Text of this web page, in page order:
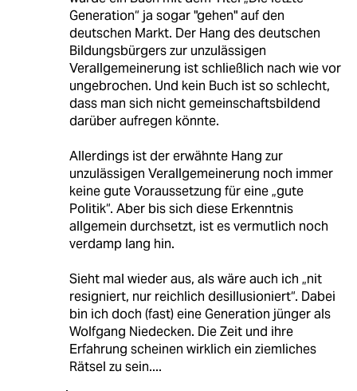
Generation“ ja sogar "gehen" auf den
deutschen Markt. Der Hang des deutschen
Bildungsbürgers zur unzulässigen
Verallgemeinerung ist schließlich nach wie vor
ungebrochen. Und kein Buch ist so schlecht,
dass man sich nicht gemeinschaftsbildend
darüber aufregen könnte.
Allerdings ist der erwähnte Hang zur
unzulässigen Verallgemeinerung noch immer
keine gute Voraussetzung für eine „gute
Politik“. Aber bis sich diese Erkenntnis
allgemein durchsetzt, ist es vermutlich noch
verdamp lang hin.
Sieht mal wieder aus, als wäre auch ich „nit
resigniert, nur reichlich desillusioniert“. Dabei
bin ich doch (fast) eine Generation jünger als
Wolfgang Niedecken. Die Zeit und ihre
Erfahrung scheinen wirklich ein ziemliches
Rätsel zu sein....